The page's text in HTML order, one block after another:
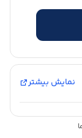
نمایش بیشتر